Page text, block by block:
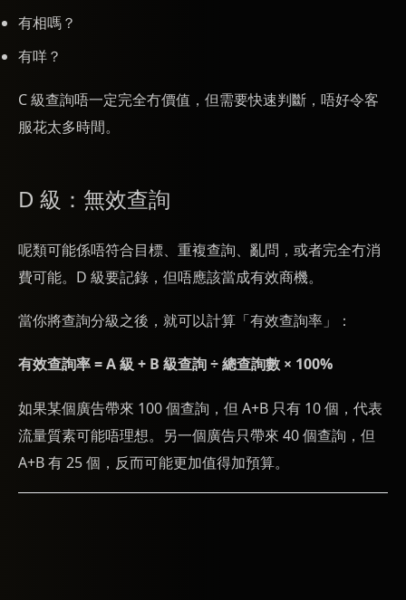
有相嗎？
有咩？
C 級查詢唔一定完全冇價值，但需要快速判斷，唔好令客
服花太多時間。
D 級：無效查詢
呢類可能係唔符合目標、重複查詢、亂問，或者完全冇消
費可能。D 級要記錄，但唔應該當成有效商機。
當你將查詢分級之後，就可以計算「有效查詢率」：
有效查詢率 = A 級 + B 級查詢 ÷ 總查詢數 × 100%
如果某個廣告帶來 100 個查詢，但 A+B 只有 10 個，代表
流量質素可能唔理想。另一個廣告只帶來 40 個查詢，但
A+B 有 25 個，反而可能更加值得加預算。